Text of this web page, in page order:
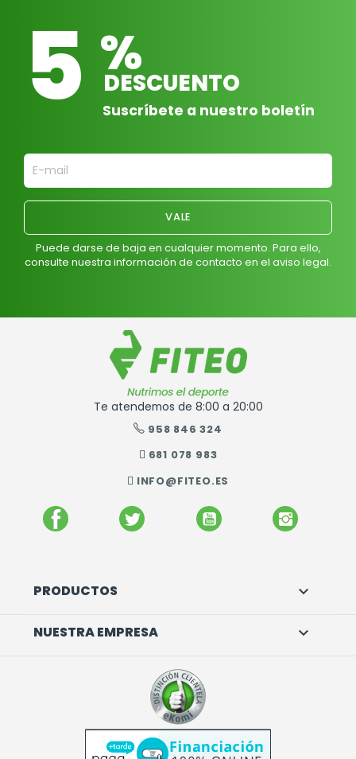
5 %
DESCUENTO
Suscríbete a nuestro boletín
Puede darse de baja en cualquier momento. Para ello,
consulte nuestra información de contacto en el aviso legal.
Te atendemos de 8:00 a 20:00
958 846 324
681 078 983
INFO@FITEO.ES
FACEBOOK TWITTER YOUTUBE
PRODUCTOS 
NUESTRA EMPRESA 